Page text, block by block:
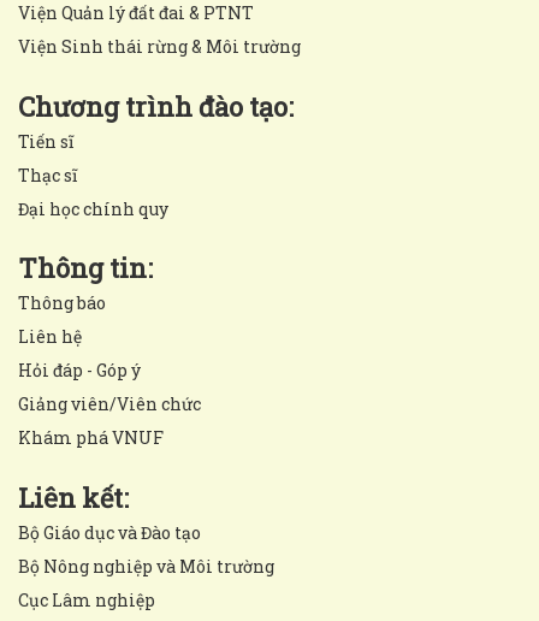
Viện Quản lý đất đai & PTNT
Viện Sinh thái rừng & Môi trường
Chương trình đào tạo:
Tiến sĩ
Thạc sĩ
Đại học chính quy
Thông tin:
Thông báo
Liên hệ
Hỏi đáp - Góp ý
Giảng viên/Viên chức
Khám phá VNUF
Liên kết:
Bộ Giáo dục và Đào tạo
Bộ Nông nghiệp và Môi trường
Cục Lâm nghiệp